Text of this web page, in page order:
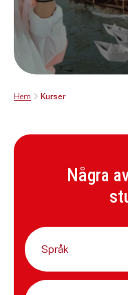
Hem Kurser
Några
Språk